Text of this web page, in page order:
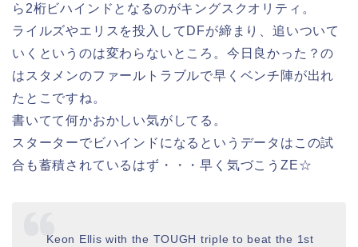
ら2桁ビハインドとなるのがキングスクオリティ。
ライルズやエリスを投入してDFが締まり、追いついて
いくというのは変わらないところ。今日良かった？の
はスタメンのファールトラブルで早くベンチ陣が出れ
たとこですね。
書いてて何かおかしい気がしてる。
スターターでビハインドになるというデータはこの試
合も蓄積されているはず・・・早く気づこうZE☆
Keon Ellis with the TOUGH triple to beat the 1st